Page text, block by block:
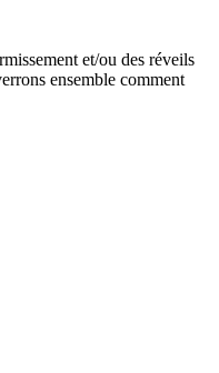
et/ou des réveils
ensemble comment